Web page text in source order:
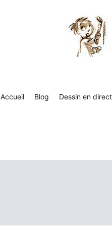
Accueil Blog Dessin en direct